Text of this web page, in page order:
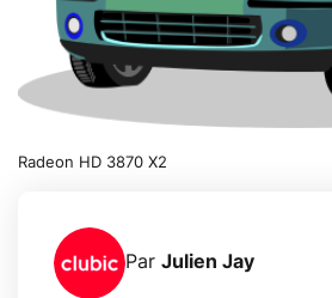
Radeon HD 3870 X2
Par Julien Jay